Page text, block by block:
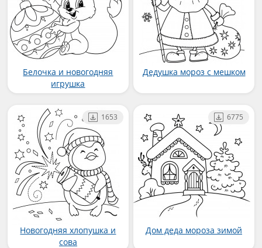
Белочка и новогодняя
игрушка
Дедушка мороз с мешком
Новогодняя хлопушка и
сова
1653
Дом деда мороза зимой
6775